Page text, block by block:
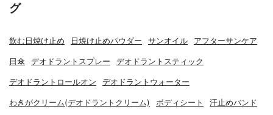
グ
飲む日焼け止め 日焼け止めパウダー サンオイル アフターサンケア
日傘 デオドラントスプレー デオドラントスティック
デオドラントロールオン デオドラントウォーター
わきがクリーム(デオドラントクリーム) ボディシート 汗止めバンド